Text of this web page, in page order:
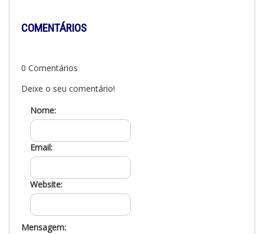
COMENTÁRIOS
0 Comentários
Deixe o seu comentário!
Nome:
Email:
Website:
Mensagem: